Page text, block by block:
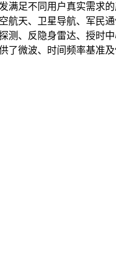
满足不同用户真实需求
航天、卫星导航、军民
测、反隐身雷达、授时
了微波、时间频率基准及